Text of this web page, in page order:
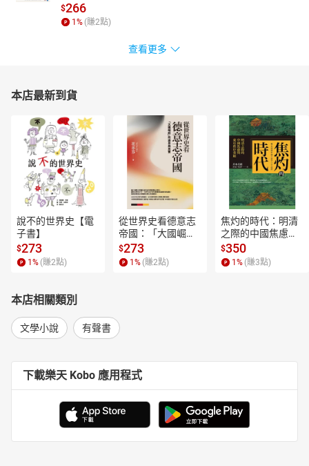
$266
1 % (賺2點)
查看更多
本店最新到貨
說不的世界史【電
子書】
$273
1 % (賺2點)
從世界史看德意志
帝國：「大國崛
起」的迷思與真實
【電子書】
$273
1 % (賺2點)
焦灼的時代：明清
之際的中國焦慮與
東亞秩序重組【電
子書】
$350
1 % (賺3點)
本店相關類別
文學小說 有聲書
下載樂天 Kobo 應用程式